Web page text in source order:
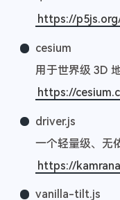
https://
cesium
用于世界级 3D
https://
driver.js
一个轻量级、无
https://
vanilla-tilt.js